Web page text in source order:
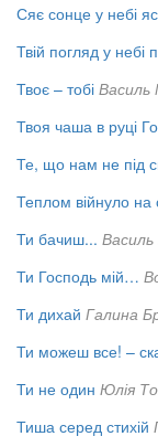
Сяє сонце у небі
Твій погляд у небі
Твоє – тобі
Твоя чаша в руці
Те, що нам не під
Теплом війнуло на
Ти бачиш...
Ти Господь мій…
Ти дихай Галина
Ти можеш все! –
Ти не один Юлія
Тиша серед стихій